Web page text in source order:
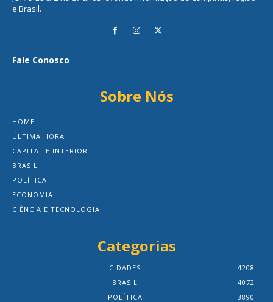
e Brasil.
Fale Conosco
Sobre Nós
HOME
ÚLTIMA HORA
CAPITAL E INTERIOR
BRASIL
POLÍTICA
ECONOMIA
CIÊNCIA E TECNOLOGIA
Categorias
CIDADES
4208
BRASIL
4072
POLÍTICA
3890